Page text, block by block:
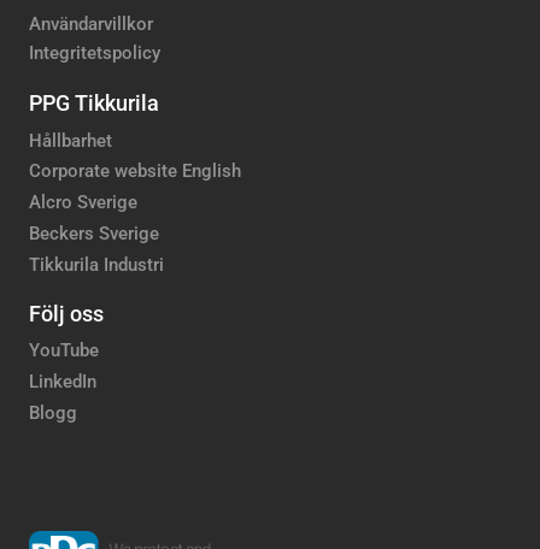
Användarvillkor
Integritetspolicy
PPG Tikkurila
Hållbarhet
Corporate website English
Alcro Sverige
Beckers Sverige
Tikkurila Industri
Följ oss
YouTube
LinkedIn
Blogg